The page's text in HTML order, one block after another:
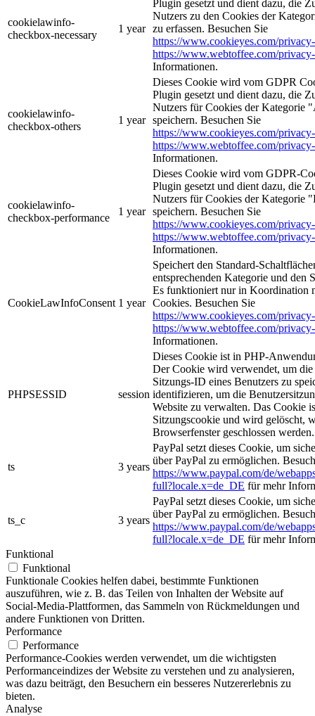
cookielawinfo-
checkbox-necessary
1 year
Plugin gesetzt und dient dazu, die
Nutzers zu den Cookies der
zu erfassen. Besuchen Sie
https://www.cookieyes.com/
https://www.webtoffee.com/
Informationen.
cookielawinfo-
checkbox-others
1 year
Dieses Cookie wird vom GDPR
Plugin gesetzt und dient dazu, die
Nutzers für Cookies der Kategorie
speichern. Besuchen Sie
https://www.cookieyes.com/
https://www.webtoffee.com/
Informationen.
cookielawinfo-
checkbox-performance
1 year
Dieses Cookie wird vom GDPR-
Plugin gesetzt und dient dazu, die
Nutzers für Cookies der Kategorie
speichern. Besuchen Sie
https://www.cookieyes.com/
https://www.webtoffee.com/
Informationen.
CookieLawInfoConsent 1 year
Speichert den Standard-
entsprechenden Kategorie und den
Es funktioniert nur in Koordination
Cookies. Besuchen Sie
https://www.cookieyes.com/
https://www.webtoffee.com/
Informationen.
PHPSESSID session
Dieses Cookie ist in PHP-
Der Cookie wird verwendet, um die
Sitzungs-ID eines Benutzers zu
identifizieren, um die
Website zu verwalten. Das Cookie
Sitzungscookie und wird gelöscht,
Browserfenster geschlossen werden.
ts 3 years
PayPal setzt dieses Cookie, um
über PayPal zu ermöglichen.
https://www.paypal.com/de/
full?locale.x=de_DE für mehr
ts_c 3 years
PayPal setzt dieses Cookie, um
über PayPal zu ermöglichen.
https://www.paypal.com/de/
full?locale.x=de_DE für mehr
Funktional
Funktional
Funktionale Cookies helfen dabei, bestimmte Funktionen
auszuführen, wie z. B. das Teilen von Inhalten der Website auf
Social-Media-Plattformen, das Sammeln von Rückmeldungen und
andere Funktionen von Dritten.
Performance
Performance
Performance-Cookies werden verwendet, um die wichtigsten
Performanceindizes der Website zu verstehen und zu analysieren,
was dazu beiträgt, den Besuchern ein besseres Nutzererlebnis zu
bieten.
Analyse